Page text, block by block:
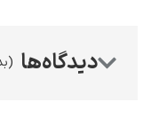
(بدون